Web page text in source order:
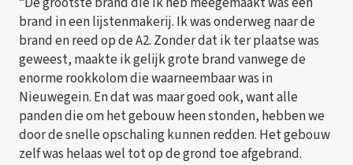
brand in een lijstenmakerij. Ik was onderweg naar de
brand en reed op de A2. Zonder dat ik ter plaatse was
geweest, maakte ik gelijk grote brand vanwege de
enorme rookkolom die waarneembaar was in
Nieuwegein. En dat was maar goed ook, want alle
panden die om het gebouw heen stonden, hebben we
door de snelle opschaling kunnen redden. Het gebouw
zelf was helaas wel tot op de grond toe afgebrand.